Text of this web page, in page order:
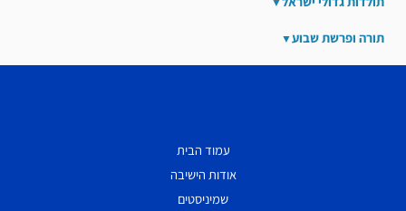
תורה ופרשת שבוע
עמוד הבית
אודות הישיבה
שמיניסטים